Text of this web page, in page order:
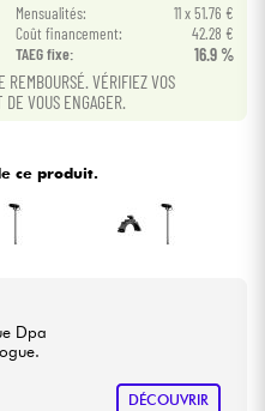
Mensualités:
11 x 51.76 €
Coût financement:
42.28 €
TAEG fixe: 16.9 %
REMBOURSÉ. VÉRIFIEZ VOS
VOUS ENGAGER.
ce produit.
Dpa
DÉCOUVRIR